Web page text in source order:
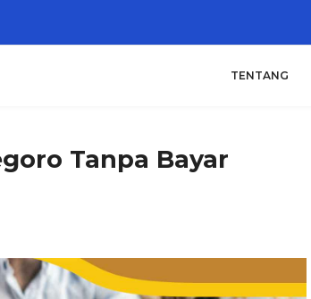
TENTANG
Tanpa Bayar